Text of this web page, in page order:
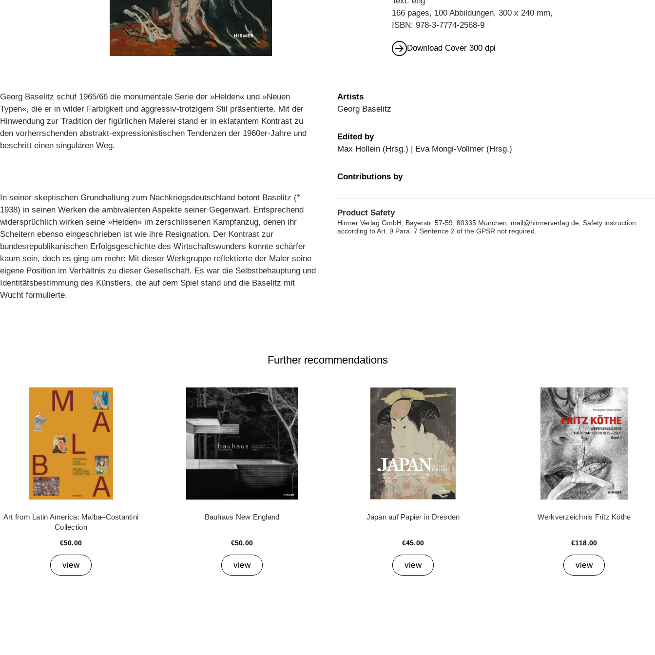
166 pages, 100 Abbildungen, 300 x 240 mm,
ISBN: 978-3-7774-2568-9
Download Cover 300 dpi
Georg Baselitz schuf 1965/66 die monumentale Serie der »Helden« und »Neuen
Typen«, die er in wilder Farbigkeit und aggressiv-trotzigem Stil präsentierte. Mit der
Hinwendung zur Tradition der figürlichen Malerei stand er in eklatantem Kontrast zu
den vorherrschenden abstrakt-expressionistischen Tendenzen der 1960er-Jahre und
beschritt einen singulären Weg.
In seiner skeptischen Grundhaltung zum Nachkriegsdeutschland betont Baselitz (*
1938) in seinen Werken die ambivalenten Aspekte seiner Gegenwart. Entsprechend
widersprüchlich wirken seine »Helden« im zerschlissenen Kampfanzug, denen ihr
Scheitern ebenso eingeschrieben ist wie ihre Resignation. Der Kontrast zur
bundesrepublikanischen Erfolgsgeschichte des Wirtschaftswunders konnte schärfer
kaum sein, doch es ging um mehr: Mit dieser Werkgruppe reflektierte der Maler seine
eigene Position im Verhältnis zu dieser Gesellschaft. Es war die Selbstbehauptung und
Identitätsbestimmung des Künstlers, die auf dem Spiel stand und die Baselitz mit
Wucht formulierte.
Artists
Georg Baselitz
Edited by
Max Hollein (Hrsg.) | Eva Mongi-Vollmer (Hrsg.)
Contributions by
Product Safety
Hirmer Verlag GmbH, Bayerstr. 57-59, 80335 München, mail@hirmerverlag.de, Safety instruction
according to Art. 9 Para. 7 Sentence 2 of the GPSR not required.
Further recommendations
Art from Latin America: Malba–Costantini
Collection
€50.00
view
Bauhaus New England
€50.00
view
Japan auf Papier in Dresden
€45.00
view
Werkverzeichnis Fritz Köthe
€118.00
view